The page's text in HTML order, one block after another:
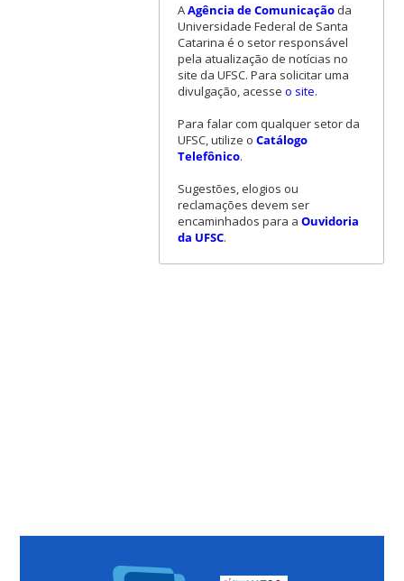
AAgência de Comunicaçãoda
Universidade Federal de Santa
Catarina é o setor responsável
pela atualização de notícias no
site da UFSC. Para solicitar uma
divulgação, acesse o site.
Para falar com qualquer setor da
UFSC, utilize o Catálogo
Telefônico.
Sugestões, elogios ou
reclamações devem ser
encaminhados para a Ouvidoria
da UFSC.